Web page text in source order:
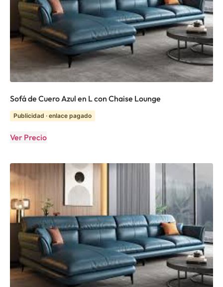
Sofá de Cuero Azul en L con Chaise Lounge
Publicidad · enlace pagado
Ver Precio